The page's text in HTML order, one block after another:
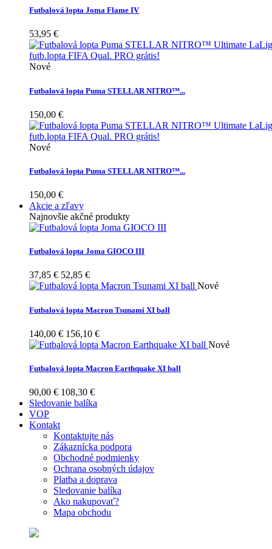
Futbalová lopta Joma Flame IV
53,95 €
Nové
Futbalová lopta Puma STELLAR NITRO™...
150,00 €
Nové
Futbalová lopta Puma STELLAR NITRO™...
150,00 €
Akcie a zľavy
Najnovšie akčné produkty
Futbalová lopta Joma GIOCO III
37,85 € 52,85 €
Nové
Futbalová lopta Macron Tsunami XI ball
140,00 € 156,10 €
Nové
Futbalová lopta Macron Earthquake XI ball
90,00 € 108,30 €
Sledovanie balíka
VOP
Kontakt
Kontaktujte nás
Zákaznícka podpora
Obchodné podmienky
Ochrana osobných údajov
Platba a doprava
Sledovanie balíka
Ako nakupovať?
Mapa obchodu